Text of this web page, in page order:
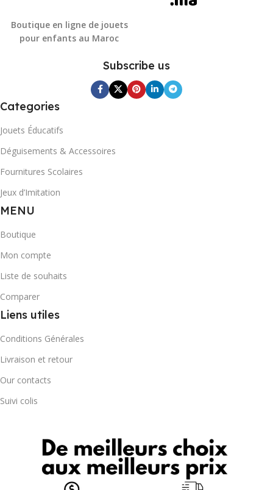
Boutique en ligne de jouets
pour enfants au Maroc
Subscribe us
Categories
Jouets Éducatifs
Déguisements & Accessoires
Fournitures Scolaires
Jeux d’Imitation
MENU
Boutique
Mon compte
Liste de souhaits
Comparer
Liens utiles
Conditions Générales
Livraison et retour
Our contacts
Suivi colis